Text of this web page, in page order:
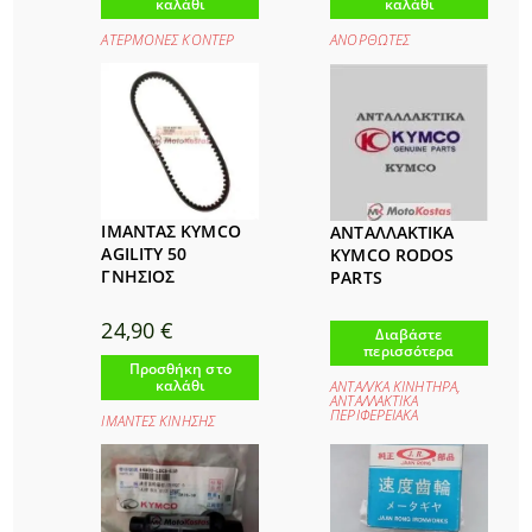
καλάθι
ΑΤΕΡΜΟΝΕΣ ΚΟΝΤΕΡ
καλάθι
ΑΝΟΡΘΩΤΕΣ
ΙΜΑΝΤΑΣ KYMCO
AGILITY 50
ΓΝΗΣΙΟΣ
24,90€
Προσθήκη στο
καλάθι
ΙΜΑΝΤΕΣ ΚΙΝΗΣΗΣ
ΑΝΤΑΛΛΑΚΤΙΚΑ
KYMCO RODOS
PARTS
Διαβάστε
περισσότερα
ΑΝΤΑΛ/ΚΑ ΚΙΝΗΤΗΡΑ,
ΑΝΤΑΛΛΑΚΤΙΚΑ
ΠΕΡΙΦΕΡΕΙΑΚΑ